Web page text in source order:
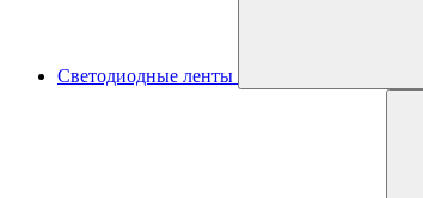
Светодиодные ленты